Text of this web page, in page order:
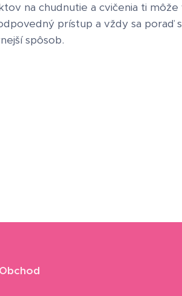
na chudnutie a cvičenia ti
prístup a vždy sa poraď
spôsob.
Obchod